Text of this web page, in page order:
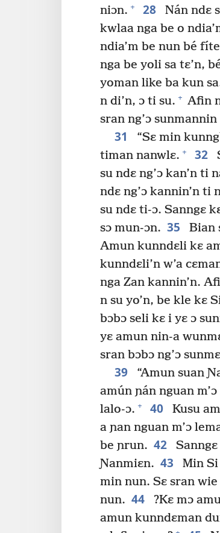
niɔn. + 28
Nán ndɛ
kwlaa nga be o
ndia’m be nun bé
nga be yoli sa tɛ’n,
yoman like ba kun
n di’n, ɔ ti su. + Afin
sran ng’ɔ
31
“Sɛ min
timan nanwlɛ. + 32
su ndɛ ng’ɔ kan’n ti
ndɛ ng’ɔ kannin’n ti
su ndɛ ti-ɔ. Sanngɛ
sɔ mun-ɔn. 35
Bian
Amun kunndɛli kɛ
kunndɛli’n w’a
nga Zan kannin’n.
n su yo’n, be kle kɛ
bɔbɔ seli kɛ i yɛ ɔ
yɛ amun nin-a
sran bɔbɔ ng’ɔ
39 “Amun suan
amún ɲán nguan
lalo-ɔ. + 40 Kusu
a ɲan nguan m’ɔ
be ɲrun. 42
Ɲanmiɛn. 43
Min
min nun. Sɛ sran wie
nun. 44
?Kɛ mɔ
amun kunndɛman